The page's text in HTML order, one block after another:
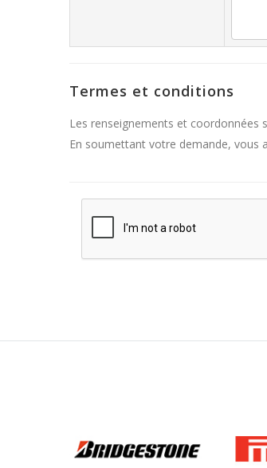
Termes et conditions
Les renseignements et coordonnées
En soumettant votre demande, vous